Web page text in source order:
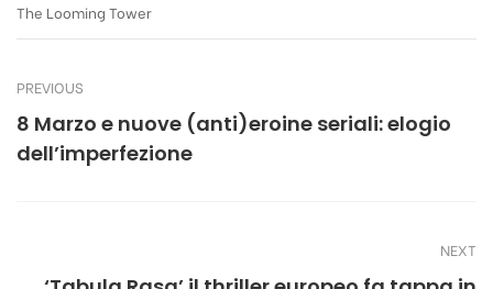
The Looming Tower
PREVIOUS
8 Marzo e nuove (anti)eroine seriali: elogio
dell’imperfezione
NEXT